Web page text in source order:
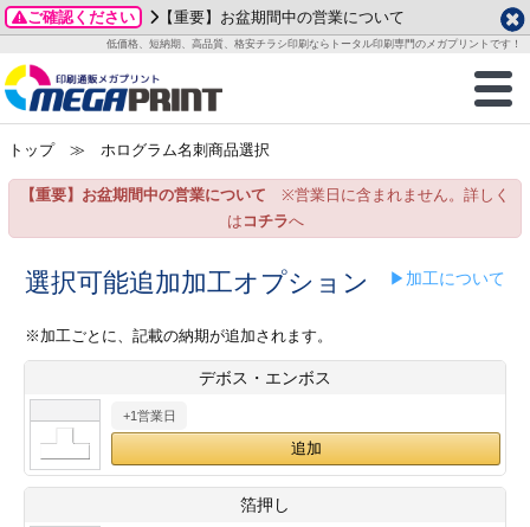
ご確認ください 【重要】お盆期間中の営業について
低価格、短納期、高品質、格安チラシ印刷ならトータル印刷専門のメガプリントです！
商品一覧
グッズ
ステッカー
ックカード印刷
業ツール印刷
＆盛り上げ印刷
ご利用ガイド
お客様へ
いて
方法
/送料について
刷
カード印刷
ックカード名刺
ムカード
型マル型印刷
データ作成ガイド
成前に
ガイド
加工指示ガイド
テンプレート
ード印刷
名刺印刷
ックカード
ード印刷
印刷
一覧
わせ
り
プル請求
2026年 8月
月
火 水 木 金
土
1
3
4 5 6 7
8
15
24
25 26 27
29
金
土
1
2 3
9 10 11
12
14
15 16 17 18
19
26
トップ≫ ホログラム名刺商品選択
【重要】お盆期間中の営業について ※営業日に含まれません。詳しく
は コチラへ
選択可能追加加工オプション ▶加工について
※加工ごとに、記載の納期が追加されます。
デボス・エンボス
+1営業日
箔押し